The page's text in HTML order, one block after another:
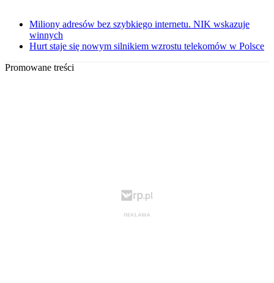
Miliony adresów bez szybkiego internetu. NIK wskazuje
winnych
Hurt staje się nowym silnikiem wzrostu telekomów w Polsce
Promowane treści